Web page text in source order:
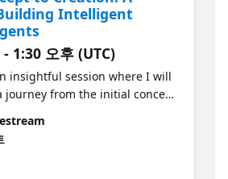
presenters will share
to inspire attendees to
AI journeys. This event is an
are passionate about
you’re an experienced
beginning to explore AI,
fresh insights, practical
the inspiration to take your
Intelligent
1:30 오후 (UTC)
insightful session where I will
journey from the initial concept
of a powerful custom agent
managers. This session
the process of building a
agent designed to streamline